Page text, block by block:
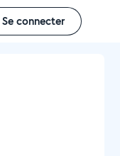
Se connecter